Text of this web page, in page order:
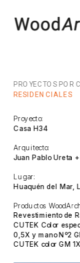
PROYECTOS POR
RESIDENCIALES
Proyecto:
Casa H34
Arquitecto:
Juan Pablo Ureta
Lugar:
Huaquén del Mar,
Productos
Revestimiento de
CUTEK Color
0,5X y mano Nº2
CUTEK color GM